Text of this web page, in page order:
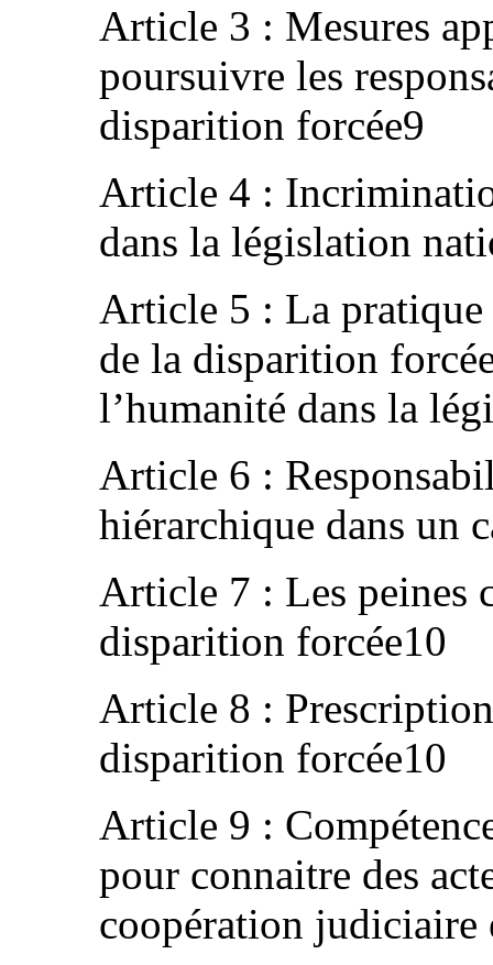
Article 3 : Mesures
poursuivre les
disparition forcée9
Article 4 :
dans la législation
Article 5 : La pratique
de la disparition
l’humanité dans la
Article 6 :
hiérarchique dans un
Article 7 : Les peines
disparition forcée10
Article 8 :
disparition forcée10
Article 9 :
pour connaitre des
coopération judiciaire